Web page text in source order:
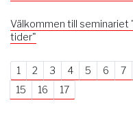
Välkommen till
tider"
1 2 3 4 5 6 7
15
16 17